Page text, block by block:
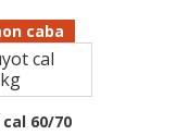
caba
60/70